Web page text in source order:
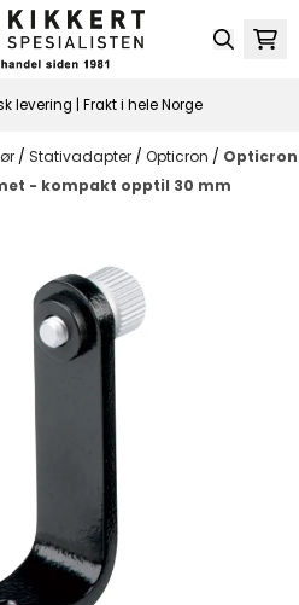
levering | Frakt i hele Norge
/ Stativadapter / Opticron / Opticron
- kompakt opptil 30 mm